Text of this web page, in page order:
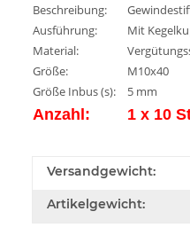
Beschreibung:
Ausführung:
Mit
Material:
Größe:
M10x40
Größe Inbus (s):
5 mm
Anzahl: 1 x 10
Versandgewicht:
Artikelgewicht: